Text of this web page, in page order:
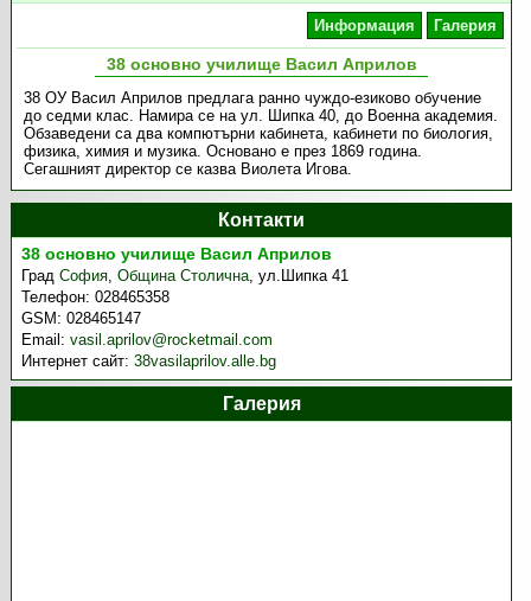
Информация Галерия
38 основно училище Васил Априлов
38 ОУ Васил Априлов предлага ранно чуждо-езиково обучение
до седми клас. Намира се на ул. Шипка 40, до Военна академия.
Обзаведени са два компютърни кабинета, кабинети по биология,
физика, химия и музика. Основано е през 1869 година.
Сегашният директор се казва Виолета Игова.
Контакти
38 основно училище Васил Априлов
ГрадСофия,Община Столична,ул.Шипка 41
Телефон:028465358
GSM:028465147
Email:vasil.aprilov@rocketmail.com
Интернет сайт:38vasilaprilov.alle.bg
Галерия